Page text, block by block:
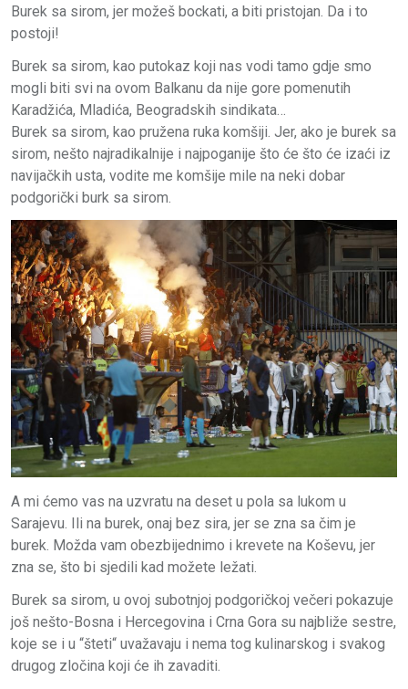
Burek sa sirom, jer možeš bockati, a biti pristojan. Da i to
postoji!
Burek sa sirom, kao putokaz koji nas vodi tamo gdje smo
mogli biti svi na ovom Balkanu da nije gore pomenutih
Karadžića, Mladića, Beogradskih sindikata…
Burek sa sirom, kao pružena ruka komšiji. Jer, ako je burek sa
sirom, nešto najradikalnije i najpoganije što će što će izaći iz
navijačkih usta, vodite me komšije mile na neki dobar
podgorički burk sa sirom.
A mi ćemo vas na uzvratu na deset u pola sa lukom u
Sarajevu. Ili na burek, onaj bez sira, jer se zna sa čim je
burek. Možda vam obezbijednimo i krevete na Koševu, jer
zna se, što bi sjedili kad možete ležati.
Burek sa sirom, u ovoj subotnjoj podgoričkoj večeri pokazuje
još nešto-Bosna i Hercegovina i Crna Gora su najbliže sestre,
koje se i u “šteti“ uvažavaju i nema tog kulinarskog i svakog
drugog zločina koji će ih zavaditi.